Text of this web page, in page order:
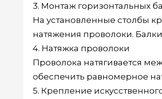
3. Монтаж горизонтальных
На установленные столбы
натяжения проволоки.
4. Натяжка проволоки
Проволока натягивается
обеспечить равномерное
5. Крепление